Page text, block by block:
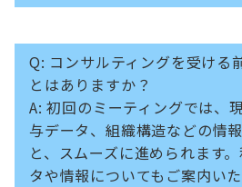
Q: コンサルティングを受ける
とはありますか？
A: 初回のミーティングでは、
与データ、組織構造などの情
と、スムーズに進められます
タや情報についてもご案内いた